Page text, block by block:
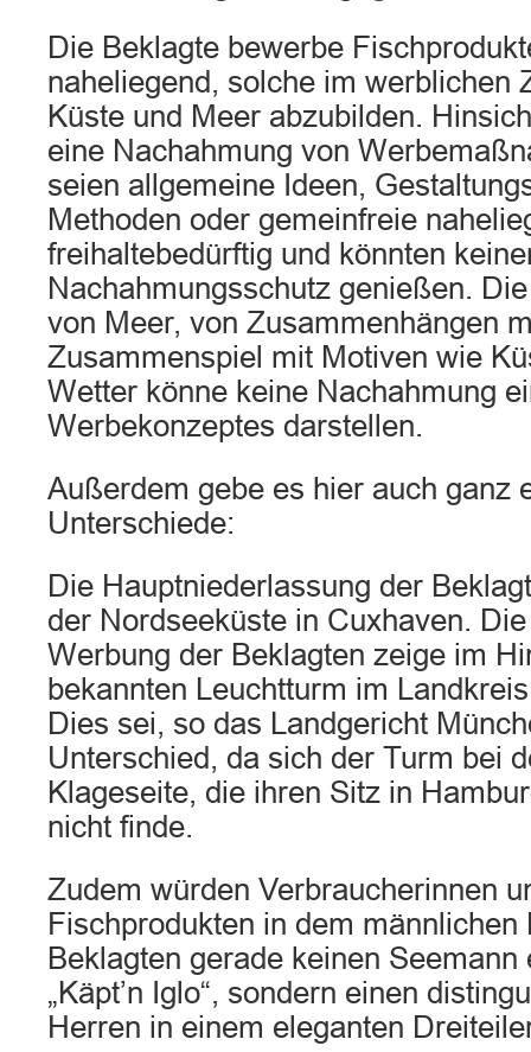
Die Beklagte bewerbe
naheliegend, solche im werblichen
Küste und Meer abzubilden.
eine Nachahmung von
seien allgemeine Ideen,
Methoden oder gemeinfreie
freihaltebedürftig und könnten
Nachahmungsschutz genießen.
von Meer, von Zusammenhängen
Zusammenspiel mit Motiven wie
Wetter könne keine Nachahmung
Werbekonzeptes darstellen.
Außerdem gebe es hier auch ganz
Unterschiede:
Die Hauptniederlassung der
der Nordseeküste in Cuxhaven.
Werbung der Beklagten zeige im
bekannten Leuchtturm im
Dies sei, so das Landgericht
Unterschied, da sich der Turm bei
Klageseite, die ihren Sitz in
nicht finde.
Zudem würden Verbraucherinnen
Fischprodukten in dem männlichen
Beklagten gerade keinen Seemann
„Käpt’n Iglo“, sondern einen
Herren in einem eleganten